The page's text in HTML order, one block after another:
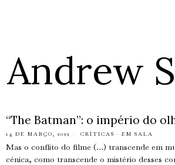
Andrew
“The Batman”: o império do
14 DE MARÇO, 2022 CRÍTICAS · EM SALA
Mas o conflito do filme (…) transcende em
cénica, como transcende o mistério desses